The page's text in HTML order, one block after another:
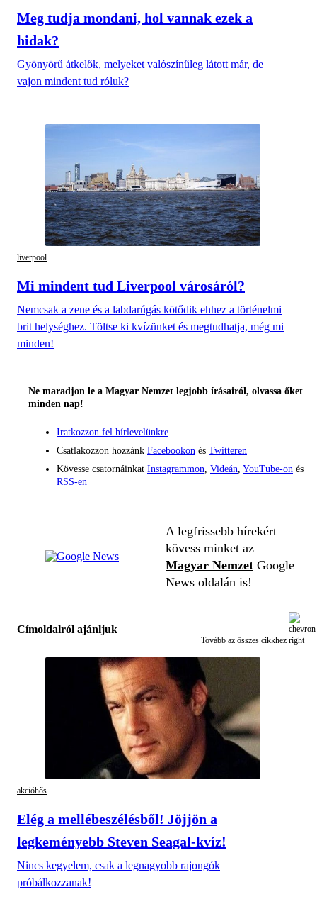
Meg tudja mondani, hol vannak ezek a
hidak?
Gyönyörű átkelők, melyeket valószínűleg látott már, de
vajon mindent tud róluk?
liverpool
Mi mindent tud Liverpool városáról?
Nemcsak a zene és a labdarúgás kötődik ehhez a történelmi
brit helységhez. Töltse ki kvízünket és megtudhatja, még mi
minden!
Ne maradjon le a Magyar Nemzet legjobb írásairól, olvassa őket
minden nap!
Iratkozzon fel hírlevelünkre
Csatlakozzon hozzánk Facebookon és Twitteren
Kövesse csatornáinkat Instagrammon, Videán, YouTube-on és
RSS-en
A legfrissebb hírekért
kövess minket az
Magyar Nemzet Google
News oldalán is!
Címoldalról ajánljuk
Tovább az összes cikkhez
akcióhős
Elég a mellébeszélésből! Jöjjön a
legkeményebb Steven Seagal-kvíz!
Nincs kegyelem, csak a legnagyobb rajongók
próbálkozzanak!